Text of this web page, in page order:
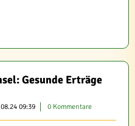
Gesunde Erträge
09:39 0 Kommentare